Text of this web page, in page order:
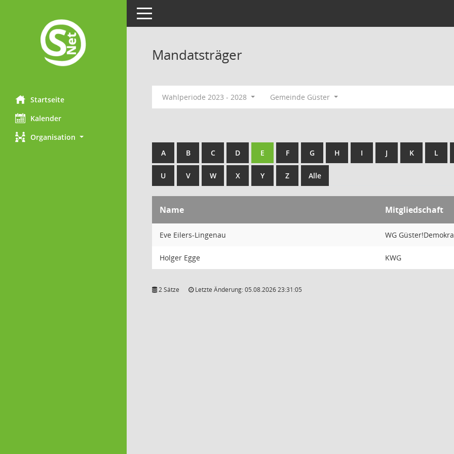
Startseite
Kalender
Organisation
Toggle navigation
Mandatsträger
Wahlperiode 2023 - 2028 Gemeinde Güster
A B C D E F G H I J K L
U V W X Y Z Alle
Name Mitgliedschaft
Eve Eilers-Lingenau WG
Holger Egge KWG
2 Sätze Letzte Änderung: 05.08.2026 23:31:05